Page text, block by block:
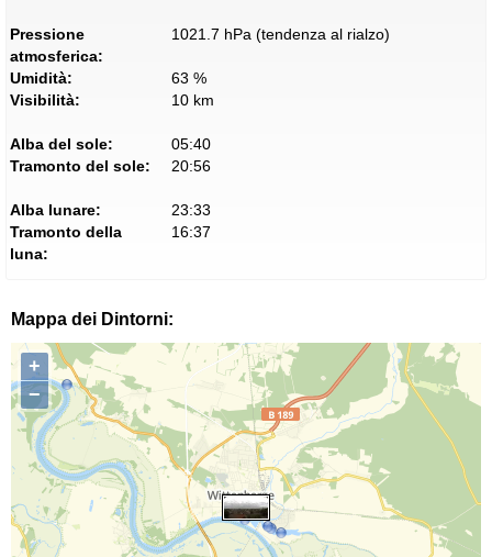
Pressione
atmosferica:
1021.7 hPa (tendenza al rialzo)
Umidità:
63 %
Visibilità:
10 km
Alba del sole:
05:40
Tramonto del sole:
20:56
Alba lunare:
23:33
Tramonto della
luna:
16:37
Mappa dei Dintorni:
+
−